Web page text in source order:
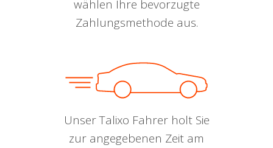
wählen Ihre bevorzugte
Zahlungsmethode aus.
Unser Talixo Fahrer holt Sie
zur angegebenen Zeit am